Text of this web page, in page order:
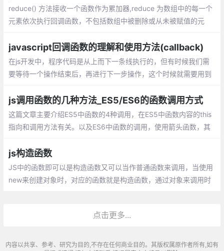
reduce() 方法接收一个函数作为累加器,reduce 为数组中的每一个
元素依次执行回调函数，不包括数组中被删除或从未被赋值的元
值，当前索引，原数组。
javascript回调函数的理解和使用方法(callback)
在js开发中，程序代码是从上而下一条线执行的，但有时候我们需
要等待一个操作结束后，再进行下一步操作，这个时候就需要用到
()构造函数创建的Function对象。
js调用函数的几种方法_ES5/ES6的函数调用方式
这篇文章主要介绍ES5中函数的4种调用，在ES5中函数内容的this
指向和调用方法有关。以及ES6中函数的调用，使用箭头函数，其
js构造函数
JS中的函数即可以是构造函数又可以当作普通函数来调用，当使用
new来创建对象时，对应的函数就是构造函数，通过对象来调用时
点击更多...
内容以共享、参考、研究为目的,不存在任何商业目的。其版权属原作者所有,如有